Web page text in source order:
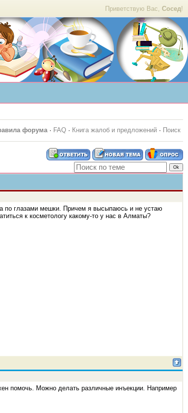
Приветствую Вас, Сосед!
форума· FAQ · Книга жалоб и предложений · Поиск
а по глазами мешки. Причем я высыпаюсь и не устаю
к косметологу какому-то у нас в Алматы?
помочь. Можно делать различные инъекции. Например